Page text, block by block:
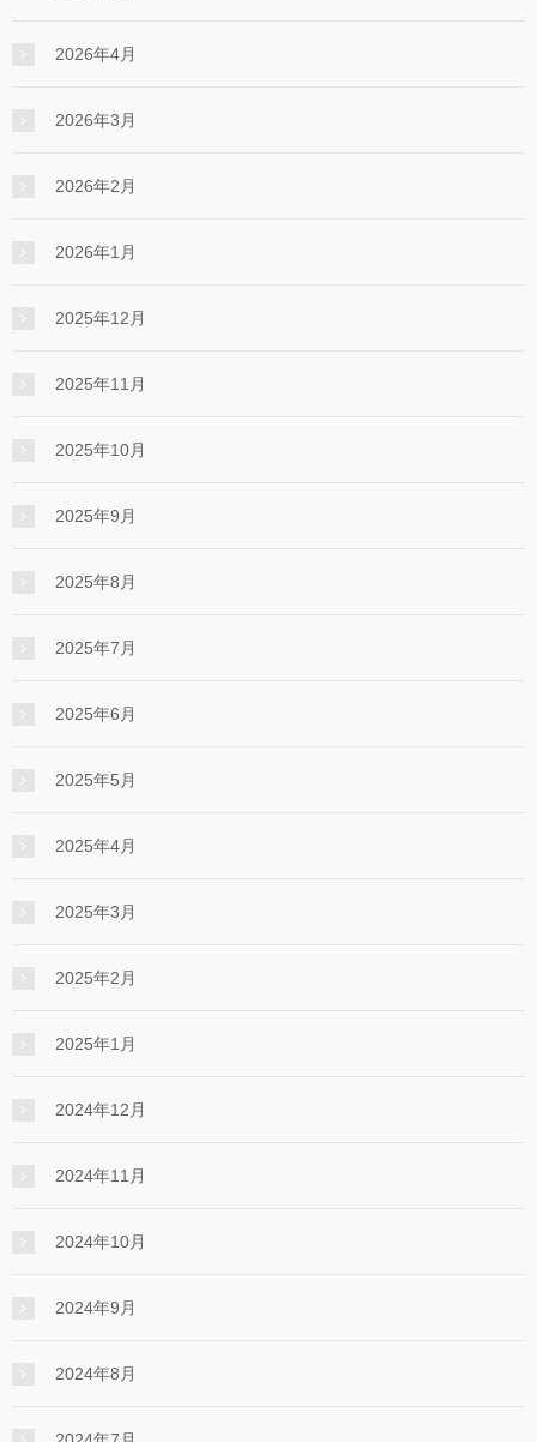
2026年4月
2026年3月
2026年2月
2026年1月
2025年12月
2025年11月
2025年10月
2025年9月
2025年8月
2025年7月
2025年6月
2025年5月
2025年4月
2025年3月
2025年2月
2025年1月
2024年12月
2024年11月
2024年10月
2024年9月
2024年8月